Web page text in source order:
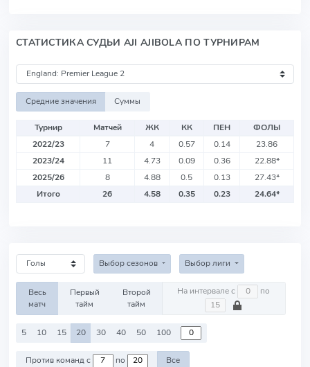
СТАТИСТИКА СУДЬИ AJI AJIBOLA ПО ТУРНИРАМ
Средние значения Суммы
Турнир Матчей ЖК КК ПЕН
ФОЛЫ
2022/23
7 4 0.57 0.14
23.86
2023/24
11 4.73 0.09 0.36 22.88*
2025/26
8 4.88 0.5 0.13 27.43*
Итого
26 4.58 0.35 0.23 24.64*
Выбор сезонов Выбор лиги
Весь
матч
Первый
тайм
Второй
тайм
На интервале с по
5 10 15 20 30 40 50 100
Против команд с по Все